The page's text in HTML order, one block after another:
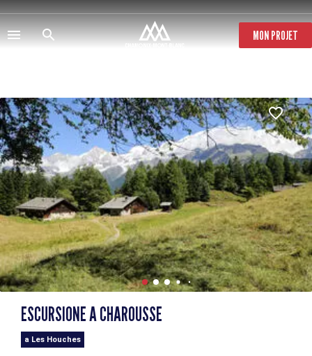
Salta
al
contenuto
principale
MON PROJET
ESCURSIONE A CHAROUSSE
a Les Houches